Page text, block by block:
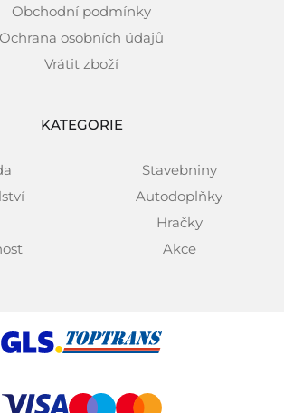
Obchodní podmínky
Ochrana osobních údajů
Vrátit zboží
KATEGORIE
Stavebniny
Autodoplňky
Hračky
Akce